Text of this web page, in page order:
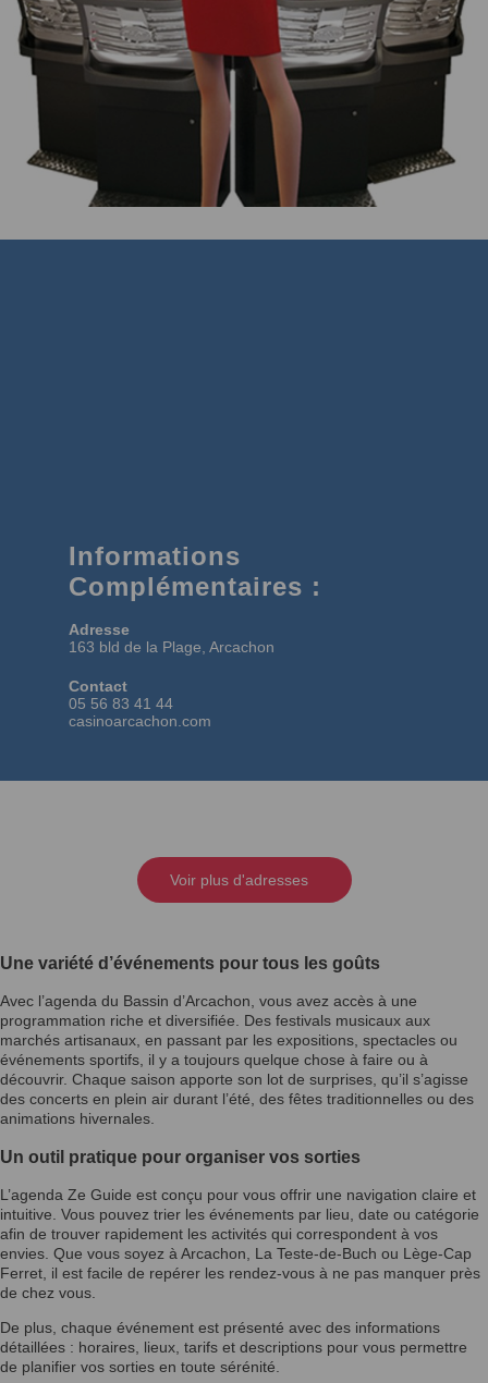
Informations
Complémentaires :
Adresse
163 bld de la Plage, Arcachon
Contact
05 56 83 41 44
casinoarcachon.com
Voir plus d'adresses
Une variété d’événements pour tous les goûts
Avec l’agenda du Bassin d’Arcachon, vous avez accès à une
programmation riche et diversifiée. Des festivals musicaux aux
marchés artisanaux, en passant par les expositions, spectacles ou
événements sportifs, il y a toujours quelque chose à faire ou à
découvrir. Chaque saison apporte son lot de surprises, qu’il s’agisse
des concerts en plein air durant l’été, des fêtes traditionnelles ou des
animations hivernales.
Un outil pratique pour organiser vos sorties
L’agenda Ze Guide est conçu pour vous offrir une navigation claire et
intuitive. Vous pouvez trier les événements par lieu, date ou catégorie
afin de trouver rapidement les activités qui correspondent à vos
envies. Que vous soyez à Arcachon, La Teste-de-Buch ou Lège-Cap
Ferret, il est facile de repérer les rendez-vous à ne pas manquer près
de chez vous.
De plus, chaque événement est présenté avec des informations
détaillées : horaires, lieux, tarifs et descriptions pour vous permettre
de planifier vos sorties en toute sérénité.